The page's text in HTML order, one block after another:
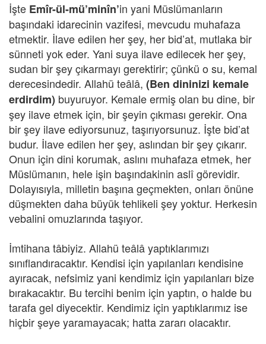
İşte Emîr-ül-mü’minîn’in yani Müslümanların
başındaki idarecinin vazifesi, mevcudu muhafaza
etmektir. İlave edilen her şey, her bid’at, mutlaka bir
sünneti yok eder. Yani suya ilave edilecek her şey,
sudan bir şey çıkarmayı gerektirir; çünkü o su, kemal
derecesindedir. Allahü teâlâ, (Ben dininizi kemale
erdirdim) buyuruyor. Kemale ermiş olan bu dine, bir
şey ilave etmek için, bir şeyin çıkması gerekir. Ona
bir şey ilave ediyorsunuz, taşırıyorsunuz. İşte bid’at
budur. İlave edilen her şey, aslından bir şey çıkarır.
Onun için dini korumak, aslını muhafaza etmek, her
Müslümanın, hele işin başındakinin aslî görevidir.
Dolayısıyla, milletin başına geçmekten, onları önüne
düşmekten daha büyük tehlikeli şey yoktur. Herkesin
vebalini omuzlarında taşıyor.
İmtihana tâbiyiz. Allahü teâlâ yaptıklarımızı
sınıflandıracaktır. Kendisi için yapılanları kendisine
ayıracak, nefsimiz yani kendimiz için yapılanları bize
bırakacaktır. Bu tercihi benim için yaptın, o halde bu
tarafa gel diyecektir. Kendimiz için yaptıklarımız ise
hiçbir şeye yaramayacak; hatta zararı olacaktır.